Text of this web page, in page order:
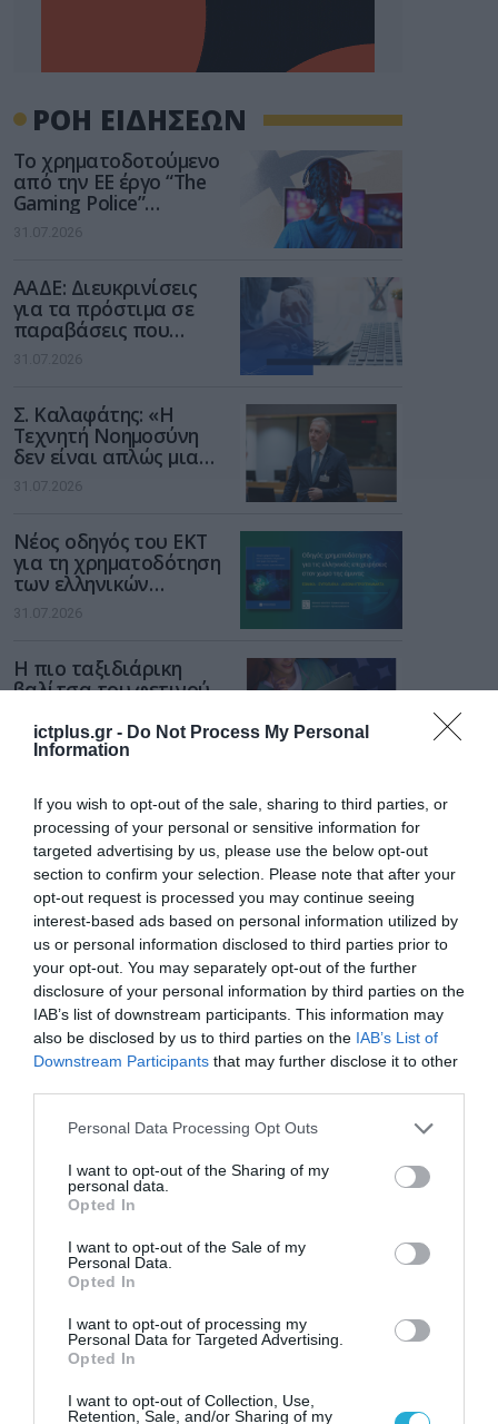
ictplus.gr - Do Not Process My Personal
Information
If you wish to opt-out of the sale, sharing to third parties, or
processing of your personal or sensitive information for
targeted advertising by us, please use the below opt-out
section to confirm your selection. Please note that after your
opt-out request is processed you may continue seeing
interest-based ads based on personal information utilized by
us or personal information disclosed to third parties prior to
your opt-out. You may separately opt-out of the further
disclosure of your personal information by third parties on the
IAB’s list of downstream participants. This information may
also be disclosed by us to third parties on the IAB’s List of
Downstream Participants that may further disclose it to other
Please note that this website/app uses one or more Google
not limited to your visit or usage behaviour. You may click to
grant or deny consent to Google and its third-party tags to
use your data for below specified purposes in below Google
consent section.
Personal Data Processing Opt Outs
I want to opt-out of the Sharing of my
personal data.
Opted In
I want to opt-out of the Sale of my
Personal Data.
Opted In
I want to opt-out of processing my
Personal Data for Targeted Advertising.
Opted In
I want to opt-out of Collection, Use,
Retention, Sale, and/or Sharing of my
ΡΟΗ ΕΙΔΗΣΕΩΝ
Το χρηματοδοτούμενο
από την ΕΕ έργο “The
Gaming Police”
ενισχύει την ασφάλεια
των παιδιών στο
31.07.2026
ΑΑΔΕ: Διευκρινίσεις
για τα πρόστιμα σε
παραβάσεις που
αφορούν τους ΦΗΜ
31.07.2026
Σ. Καλαφάτης: «Η
Τεχνητή Νοημοσύνη
δεν είναι απλώς μια
νέα τεχνολογία, είναι
μια νέα βιομηχανική
31.07.2026
Νέος οδηγός του ΕΚΤ
για τη χρηματοδότηση
των ελληνικών
επιχειρήσεων στον
χώρο της άμυνας
31.07.2026
Η πιο ταξιδιάρικη
βαλίτσα του φετινού
υπογραφή της Xiaomi
31.07.2026
ΟΛΗ Η ΡΟΗ ΕΙΔΗΣΕΩΝ
ΕΡΓΑ - ΔΙΑΓΩΝΙΣΜΟΙ